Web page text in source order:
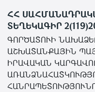
ՀՀ
ՏԵՂԵԿԱԳԻՐ
ԳՈՐԾԱՏՈՒԻ
ԱՇԽԱՏԱՆՔԱՅԻՆ
ԻՐԱՎԱԿԱՆ